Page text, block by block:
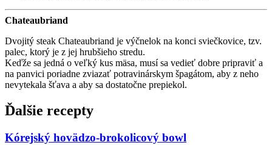
Chateaubriand
Dvojitý steak Chateaubriand je výčnelok na konci sviečkovice, tzv.
palec, ktorý je z jej hrubšieho stredu.
Keďže sa jedná o veľký kus mäsa, musí sa vedieť dobre pripraviť a
na panvici poriadne zviazať potravinárskym špagátom, aby z neho
nevytekala šťava a aby sa dostatočne prepiekol.
Ďalšie recepty
Kórejský hovädzo-brokolicový bowl